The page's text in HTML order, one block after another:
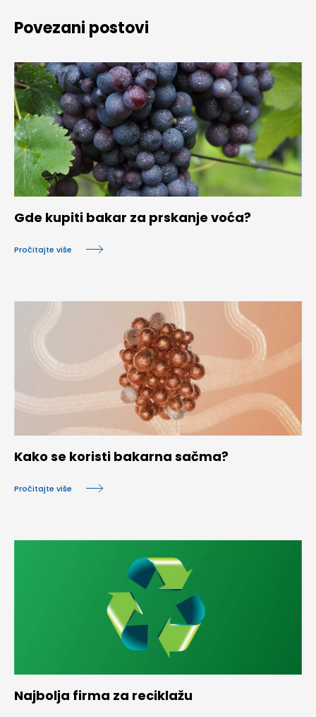
Povezani postovi
Gde kupiti bakar za prskanje voća?
Pročitajte više
Kako se koristi bakarna sačma?
Pročitajte više
Najbolja firma za reciklažu